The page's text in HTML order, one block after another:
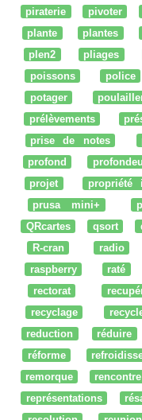
piraterie
pivoter
plante
plantes
plen2
pliages
poissons
police
potager
prélèvements
prise de notes
profond
projet
propriété
prusa mini+
QRcartes
qsort
R-cran
radio
raspberry
raté
rectorat
recyclage
reduction
réduire
réforme
remorque
rencontre
représentations